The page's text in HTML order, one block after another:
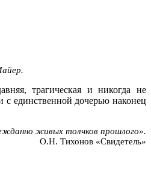
трагическая и никогда не
с единственной дочерью наконец
живых толчков прошлого».
О.Н. Тихонов «Свидетель»